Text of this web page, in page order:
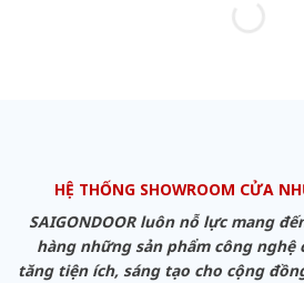
HỆ THỐNG SHOWROOM CỬA
SAIGONDOOR luôn nỗ lực mang
hàng những sản phẩm công nghệ
tăng tiện ích, sáng tạo cho cộng